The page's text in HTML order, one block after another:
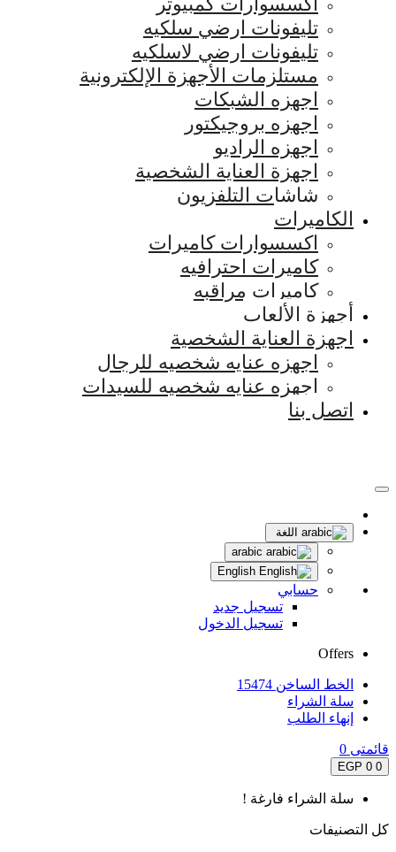
تليفونات ارضي سلكيه
تليفونات ارضي لاسلكيه
مستلزمات الأجهزة الإلكترونية
اجهزه الشبكات
اجهزه بروجيكتور
اجهزه الراديو
اجهزة العناية الشخصية
شاشات التلفزيون
الكاميرات
اكسسوارات كاميرات
كاميرات احترافيه
كاميرات مراقبه
أجهزة الألعاب
اجهزة العناية الشخصية
اجهزه عنايه شخصيه للرجال
اجهزه عنايه شخصيه للسيدات
اتصل بنا
اللغة
حسابي
تسجيل جديد
تسجيل الدخول
Offers
الخط الساخن 15474
سلة الشراء
إنهاء الطلب
قائمتى 0
0
0 EGP
سلة الشراء فارغة !
كل التصنيفات